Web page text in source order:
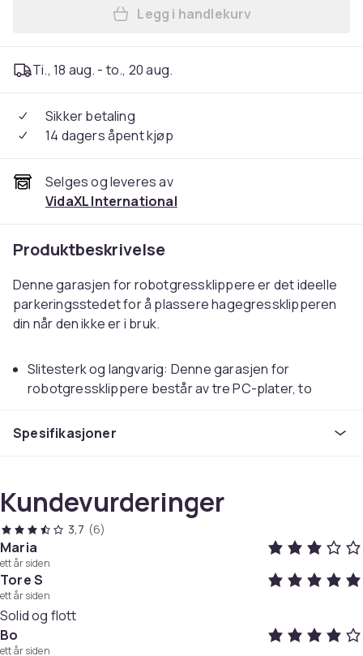
Legg vidaXL
Legg i handlekurv
Ti., 18 aug. - to., 20 aug.
Sikker betaling
14 dagers åpent kjøp
Selges og leveres av
VidaXL International
Produktbeskrivelse
Denne garasjen for robotgressklippere er det ideelle
parkeringsstedet for å plassere hagegressklipperen
din når den ikke er i bruk.
Slitesterk og langvarig: Denne garasjen for
robotgressklippere består av tre PC-plater, to
Den vil gi langvarig beskyttelse for
robotgressklipperen din på grunn av det slitesterke
robotgressklippere gir perfekt beskyttelse for
plenklipperen din, og beskytter den mot
elementene, inkludert regn, hagl og UV-lys. Takket
være den skrånende toppdesignen kan regnvann og
snø enkelt renne ned.
Multifunksjonell: Enten det er på en plen, asfaltert
overflate eller betongfundament, kan dette
oppbevaringsskuret for gressklippere enkelt
Spesifikasjoner
Kundevurderinger
3,7 (6)
Maria
ett år siden
Tore S
ett år siden
Solid og flott
Bo
ett år siden